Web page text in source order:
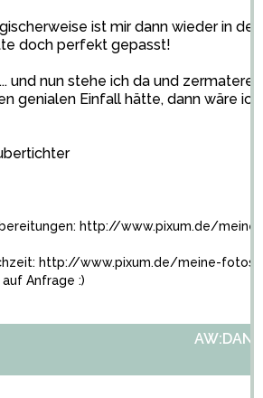
ist mir dann wieder in
doch perfekt gepasst!
und nun stehe ich da und
genialen Einfall hätte, dann wäre
http://www.pixum.de/
http://www.pixum.de/meine-fotos/
auf Anfrage :)